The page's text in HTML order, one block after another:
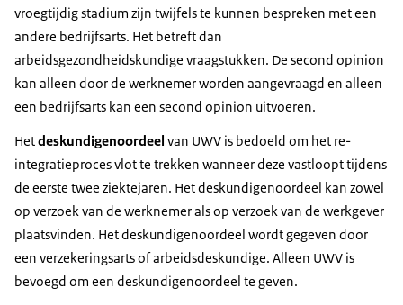
vroegtijdig stadium zijn twijfels te kunnen bespreken met een
andere bedrijfsarts. Het betreft dan
arbeidsgezondheidskundige vraagstukken. De second opinion
kan alleen door de werknemer worden aangevraagd en alleen
een bedrijfsarts kan een second opinion uitvoeren.
Hetdeskundigenoordeel van UWV is bedoeld om het re-
integratieproces vlot te trekken wanneer deze vastloopt tijdens
de eerste twee ziektejaren. Het deskundigenoordeel kan zowel
op verzoek van de werknemer als op verzoek van de werkgever
plaatsvinden. Het deskundigenoordeel wordt gegeven door
een verzekeringsarts of arbeidsdeskundige. Alleen UWV is
bevoegd om een deskundigenoordeel te geven.